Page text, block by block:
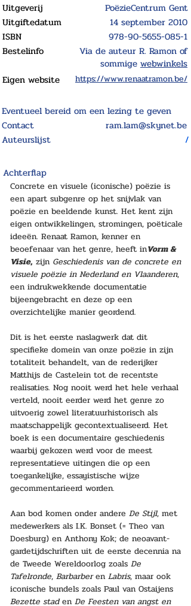
Uitgeverij
PoëzieCentrum Gent
Uitgiftedatum
14 september 2010
ISBN
978-90-5655-085-1
Bestelinfo
Via de auteur R. Ramon of
sommige webwinkels
Eigen website
https://www.renaatramon.be/
Eventueel bereid om een lezing te geven
Contact
ram.lam@skynet.be
Auteurslijst
/
Achterflap
Concrete en visuele (iconische) poëzie is
een apart subgenre op het snijvlak van
poëzie en beeldende kunst. Het kent zijn
eigen ontwikkelingen, stromingen, poëticale
ideeën. Renaat Ramon, kenner en
beoefenaar van het genre, heeft inVorm &
Visie, zijn Geschiedenis van de concrete en
visuele poëzie in Nederland en Vlaanderen,
een indrukwekkende documentatie
bijeengebracht en deze op een
overzichtelijke manier geordend.
Dit is het eerste naslagwerk dat dit
specifieke domein van onze poëzie in zijn
totaliteit behandelt, van de rederijker
Matthijs de Castelein tot de recentste
realisaties. Nog nooit werd het hele verhaal
verteld, nooit eerder werd het genre zo
uitvoerig zowel literatuurhistorisch als
maatschappelijk gecontextualiseerd. Het
boek is een documentaire geschiedenis
waarbij gekozen werd voor de meest
representatieve uitingen die op een
toegankelijke, essayistische wijze
gecommentarieerd worden.
Aan bod komen onder andere De Stijl, met
medewerkers als I.K. Bonset (= Theo van
Doesburg) en Anthony Kok; de neoavant-
gardetijdschriften uit de eerste decennia na
de Tweede Wereldoorlog zoals De
Tafelronde, Barbarber en Labris, maar ook
iconische bundels zoals Paul van Ostaijens
Bezette stad en De Feesten van angst en